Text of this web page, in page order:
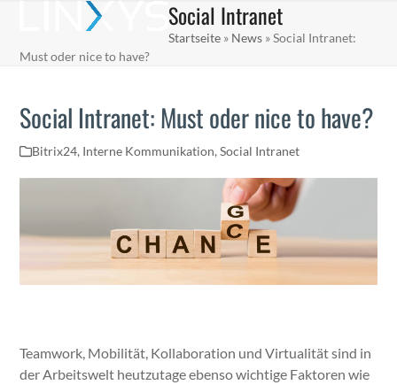
content
Social Intranet
Startseite » News »Social Intranet:
Must oder nice to have?
Social Intranet: Must oder nice to have?
Bitrix24, Interne Kommunikation,Social Intranet
Team­work, Mobil­ität, Kol­lab­o­ra­tion und Vir­tu­al­ität sind in
der Arbeitswelt heutzu­tage eben­so wichtige Fak­toren wie